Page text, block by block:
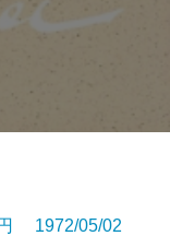
1972/05/02